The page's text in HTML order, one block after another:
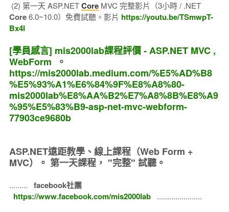
(2) 第一天 ASP.NETCoreMVC 完整影片（3小時 / .NET
Core6.0~10.0）免費試聽。影片 https://youtu.be/TSmwpT-
Bx4I
[學員感言] mis2000lab課程評價 - ASP.NET MVC ,
WebForm 。
https://mis2000lab.medium.com/%E5%AD%B8
%E5%93%A1%E6%84%9F%E8%A8%80-
mis2000lab%E8%AA%B2%E7%A8%8B%E8%A9
%95%E5%83%B9-asp-net-mvc-webform-
77903ce9680b
ASP.NET遠距教學、線上課程（Web Form +
MVC）。 第一天課程， "完整" 試聽。
.........
facebook社團
https://www.facebook.com/mis2000lab
......................